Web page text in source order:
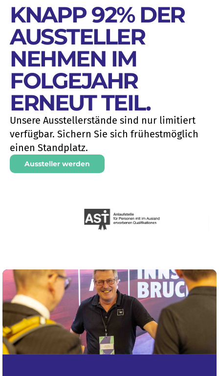
KNAPP 92% DER
AUSSTELLER
NEHMEN IM
FOLGEJAHR
ERNEUT TEIL.
Unsere Ausstellerstände sind nur limitiert
verfügbar. Sichern Sie sich frühestmöglich
einen Standplatz.
Aussteller werden